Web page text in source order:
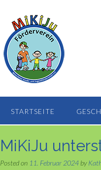
STARTSEITE
MiKiJu
Posted on 11. Februar 2024 by